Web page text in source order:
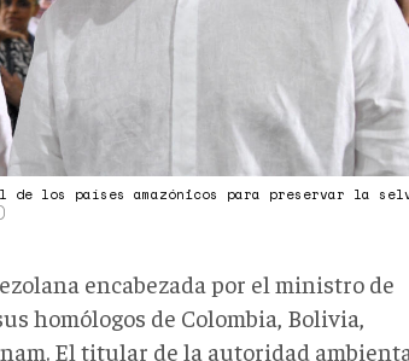
los países amazónicos para preservar la
encabezada por el ministro de
homólogos de Colombia, Bolivia,
El titular de la autoridad